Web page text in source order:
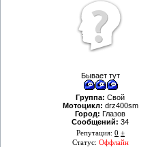
Бывает тут
Группа: Свой
Мотоцикл: drz400sm
Город: Глазов
Сообщений: 34
Репутация: 0 ±
Статус: Оффлайн